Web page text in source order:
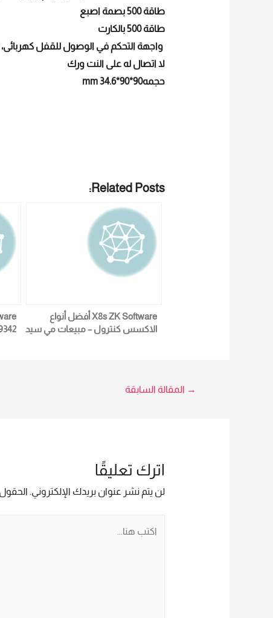
طاقة 500 بصمة اصبع
طاقة 500 بالكارت
واجهة التحكم في الوصول للقفل
لا اتصال له على النت ورك
حجمه90*90*34.6 mm
Related Posts:
X8s ZK Software أفضل أنواع
الاكسس كنترول – مبيعات مي سيد
تصفّح
→ المقالة السابقة
اترك تعليقًا
لن يتم نشر عنوان بريدك الإلكتروني. الحقول